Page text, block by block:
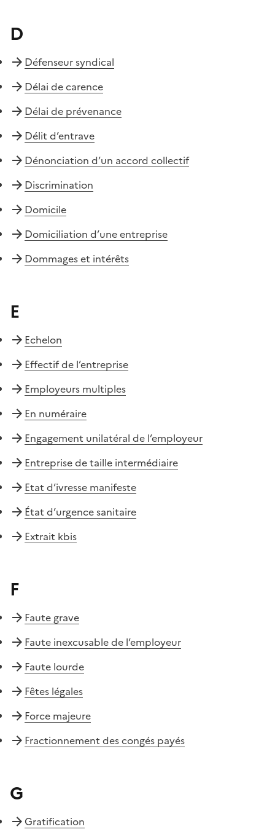
D
Défenseur syndical
Délai de carence
Délai de prévenance
Délit d’entrave
Dénonciation d’un accord collectif
Discrimination
Domicile
Domiciliation d’une entreprise
Dommages et intérêts
E
Echelon
Effectif de l’entreprise
Employeurs multiples
En numéraire
Engagement unilatéral de l’employeur
Entreprise de taille intermédiaire
Etat d’ivresse manifeste
État d’urgence sanitaire
Extrait kbis
F
Faute grave
Faute inexcusable de l’employeur
Faute lourde
Fêtes légales
Force majeure
Fractionnement des congés payés
G
Gratification